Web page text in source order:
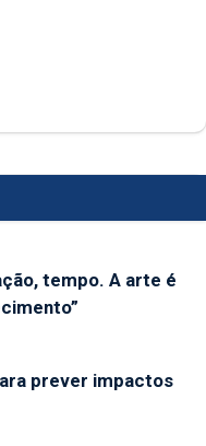
tempo. A arte é
prever impactos